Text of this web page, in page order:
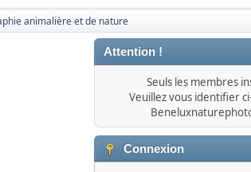
animalière et de nature
Attention !
Seuls les membres
Veuillez vous identifier
Connexion